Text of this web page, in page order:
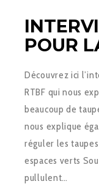
POUR
Découvrez ici
RTBF qui nous
beaucoup de
nous explique
réguler les
espaces verts
pullulent…